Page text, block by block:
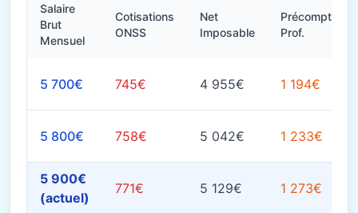
Salaire
Brut
Mensuel
Cotisations
ONSS
Net
Imposable
Précompte
Prof.
5 700€ 745€ 4 955€ 1 194€
5 800€ 758€ 5 042€ 1 233€
5 900€
(actuel)
771€ 5 129€ 1 273€